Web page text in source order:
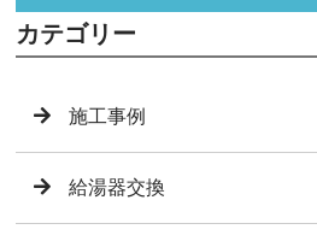
カテゴリー
施工事例
給湯器交換